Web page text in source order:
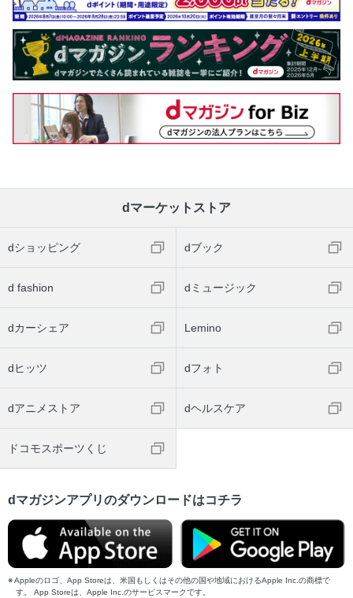
dマーケットストア
dショッピング dブック
d fashion dミュージック
dカーシェア Lemino
dヒッツ dフォト
dアニメストア dヘルスケア
ドコモスポーツくじ
dマガジンアプリのダウンロードはコチラ
Appleのロゴ、App Storeは、米国もしくはその他の国や地域におけるApple Inc.の商標で
す。 App Storeは、Apple Inc.のサービスマークです。